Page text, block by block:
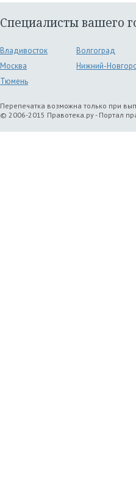
Специалисты вашего
Владивосток
Волгоград
Москва
Нижний-
Тюмень
Перепечатка возможна только при
© 2006-2015 Правотека.ру - Портал